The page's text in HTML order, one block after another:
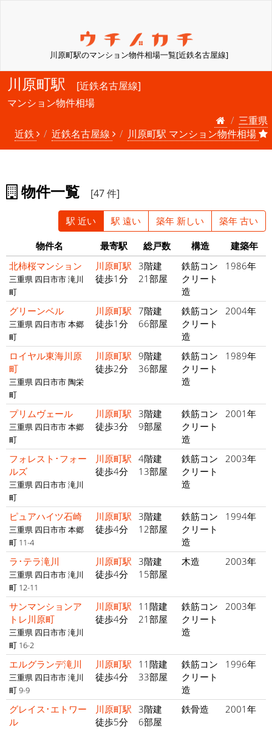
川原町駅のマンション物件相場一覧[近鉄名古屋線]
川原町駅
[近鉄名古屋線]
マンション物件相場
三重県
近鉄
近鉄名古屋線 川原町駅 マンション物件相場
物件一覧 [47 件]
駅 近い 駅 遠い 築年 新しい 築年 古い
物件名 最寄駅 総戸数 構造
建築年
北柿桜マンション
三重県 四日市市 滝川
町
川原町駅
徒歩1分
3階建
21部屋
鉄筋コン
クリート
造
1986年
グリーンベル
三重県 四日市市 本郷
町
川原町駅
徒歩1分
7階建
66部屋
鉄筋コン
クリート
造
2004年
ロイヤル東海川原
町
三重県 四日市市 陶栄
町
川原町駅
徒歩2分
9階建
36部屋
鉄筋コン
クリート
造
1989年
プリムヴェール
三重県 四日市市 本郷
町
川原町駅
徒歩3分
3階建
9部屋
鉄筋コン
クリート
造
2001年
フォレスト･フォー
ルズ
三重県 四日市市 滝川
町
川原町駅
徒歩4分
4階建
13部屋
鉄筋コン
クリート
造
2003年
ピュアハイツ石崎
三重県 四日市市 本郷
町 11-4
川原町駅
徒歩4分
3階建
12部屋
鉄筋コン
クリート
造
1994年
ラ･テラ滝川
三重県 四日市市 滝川
町 12-11
川原町駅
徒歩4分
3階建
15部屋
木造 2003年
サンマンションア
トレ川原町
三重県 四日市市 滝川
町 16-2
川原町駅
徒歩4分
11階建
21部屋
鉄筋コン
クリート
造
2003年
エルグランデ滝川
三重県 四日市市 滝川
町 9-9
川原町駅
徒歩4分
11階建
33部屋
鉄筋コン
クリート
造
1996年
グレイス･エトワー
ル
川原町駅
徒歩5分
3階建
6部屋
鉄骨造 2001年